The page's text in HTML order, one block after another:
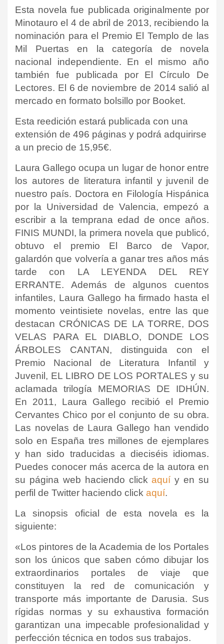
Esta novela fue publicada originalmente por
Minotauro el 4 de abril de 2013, recibiendo la
nominación para el Premio El Templo de las
Mil Puertas en la categoría de novela
nacional independiente. En el mismo año
también fue publicada por El Círculo De
Lectores. El 6 de noviembre de 2014 salió al
mercado en formato bolsillo por Booket.
Esta reedición estará publicada con una
extensión de 496 páginas y podrá adquirirse
a un precio de 15,95€.
Laura Gallego ocupa un lugar de honor entre
los autores de literatura infantil y juvenil de
nuestro país. Doctora en Filología Hispánica
por la Universidad de Valencia, empezó a
escribir a la temprana edad de once años.
FINIS MUNDI, la primera novela que publicó,
obtuvo el premio El Barco de Vapor,
galardón que volvería a ganar tres años más
tarde con LA LEYENDA DEL REY
ERRANTE. Además de algunos cuentos
infantiles, Laura Gallego ha firmado hasta el
momento veintisiete novelas, entre las que
destacan CRÓNICAS DE LA TORRE, DOS
VELAS PARA EL DIABLO, DONDE LOS
ÁRBOLES CANTAN, distinguida con el
Premio Nacional de Literatura Infantil y
Juvenil, EL LIBRO DE LOS PORTALES y su
aclamada trilogía MEMORIAS DE IDHÚN.
En 2011, Laura Gallego recibió el Premio
Cervantes Chico por el conjunto de su obra.
Las novelas de Laura Gallego han vendido
solo en España tres millones de ejemplares
y han sido traducidas a dieciséis idiomas.
Puedes conocer más acerca de la autora en
su página web haciendo clickaquí y en su
perfil de Twitter haciendo click aquí.
La sinopsis oficial de esta novela es la
siguiente:
«Los pintores de la Academia de los Portales
son los únicos que saben cómo dibujar los
extraordinarios portales de viaje que
constituyen la red de comunicación y
transporte más importante de Darusia. Sus
rígidas normas y su exhaustiva formación
garantizan una impecable profesionalidad y
perfección técnica en todos sus trabajos.